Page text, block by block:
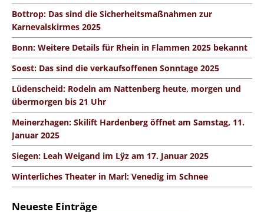
Bottrop: Das sind die Sicherheitsmaßnahmen zur
Karnevalskirmes 2025
Bonn: Weitere Details für Rhein in Flammen 2025 bekannt
Soest: Das sind die verkaufsoffenen Sonntage 2025
Lüdenscheid: Rodeln am Nattenberg heute, morgen und
übermorgen bis 21 Uhr
Meinerzhagen: Skilift Hardenberg öffnet am Samstag, 11.
Januar 2025
Siegen: Leah Weigand im Lÿz am 17. Januar 2025
Winterliches Theater in Marl: Venedig im Schnee
Neueste Einträge